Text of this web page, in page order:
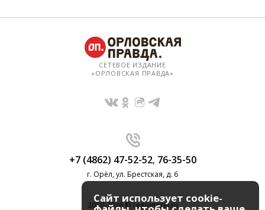
СЕТЕВОЕ ИЗДАНИЕ
«ОРЛОВСКАЯ ПРАВДА»
+7 (4862) 47-52-52, 76-35-50
г. Орёл, ул. Брестская, д. 6
2010-2026 © regionorel.ru
Сайт использует cookie-